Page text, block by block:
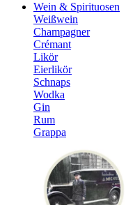
Wein & Spirituosen
Weißwein
Champagner
Crémant
Likör
Eierlikör
Schnaps
Wodka
Gin
Rum
Grappa